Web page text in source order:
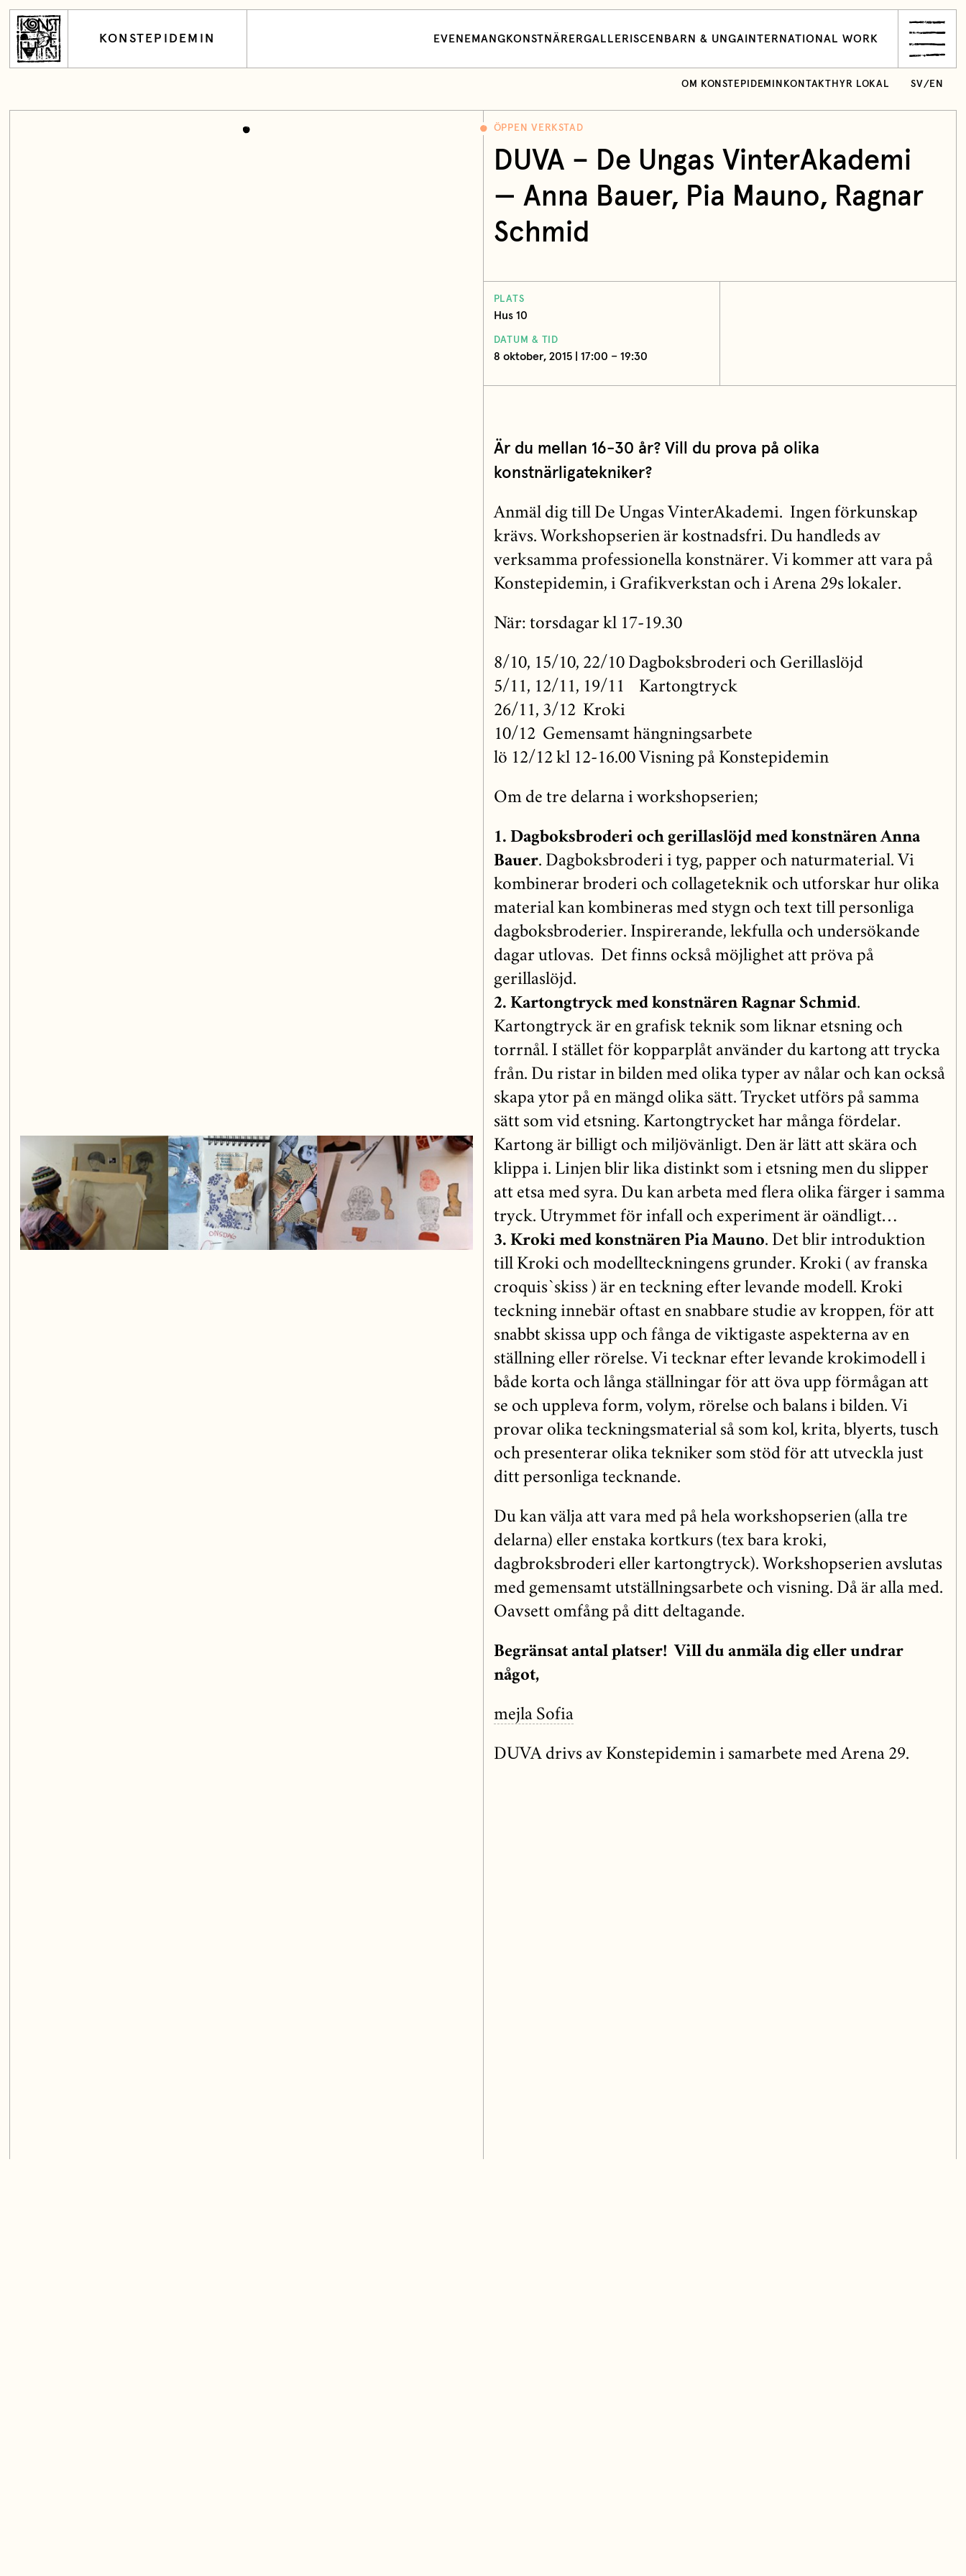
KONSTEPIDEMIN EVENEMANG KONSTNÄRERGALLERI SCEN BARN & UNGA INTERNATIONAL WORK
OM KONSTEPIDEMIN KONTAKT HYR LOKAL SV/ EN
ÖPPEN VERKSTAD
DUVA – De Ungas VinterAkademi
— Anna Bauer, Pia Mauno, Ragnar
Schmid
PLATS
Hus 10
DATUM & TID
8 oktober, 2015 | 17:00 – 19:30
Är du mellan 16-30 år? Vill du prova på olika
konstnärligatekniker?
Anmäl dig till De Ungas VinterAkademi. Ingen förkunskap
krävs. Workshopserien är kostnadsfri. Du handleds av
verksamma professionella konstnärer. Vi kommer att vara på
Konstepidemin, i Grafikverkstan och i Arena 29s lokaler.
När: torsdagar kl 17-19.30
8/10, 15/10, 22/10 Dagboksbroderi och Gerillaslöjd
5/11, 12/11, 19/11 Kartongtryck
26/11, 3/12 Kroki
10/12 Gemensamt hängningsarbete
lö 12/12 kl 12-16.00 Visning på Konstepidemin
Om de tre delarna i workshopserien;
1. Dagboksbroderi och gerillaslöjd med konstnären Anna
Bauer. Dagboksbroderi i tyg, papper och naturmaterial. Vi
kombinerar broderi och collageteknik och utforskar hur olika
material kan kombineras med stygn och text till personliga
dagboksbroderier. Inspirerande, lekfulla och undersökande
dagar utlovas. Det finns också möjlighet att pröva på
gerillaslöjd.
2. Kartongtryck med konstnären Ragnar Schmid.
Kartongtryck är en grafisk teknik som liknar etsning och
torrnål. I stället för kopparplåt använder du kartong att trycka
från. Du ristar in bilden med olika typer av nålar och kan också
skapa ytor på en mängd olika sätt. Trycket utförs på samma
sätt som vid etsning. Kartongtrycket har många fördelar.
Kartong är billigt och miljövänligt. Den är lätt att skära och
klippa i. Linjen blir lika distinkt som i etsning men du slipper
att etsa med syra. Du kan arbeta med flera olika färger i samma
tryck. Utrymmet för infall och experiment är oändligt…
3. Kroki med konstnären Pia Mauno. Det blir introduktion
till Kroki och modellteckningens grunder. Kroki ( av franska
croquis`skiss ) är en teckning efter levande modell. Kroki
teckning innebär oftast en snabbare studie av kroppen, för att
snabbt skissa upp och fånga de viktigaste aspekterna av en
ställning eller rörelse. Vi tecknar efter levande krokimodell i
både korta och långa ställningar för att öva upp förmågan att
se och uppleva form, volym, rörelse och balans i bilden. Vi
provar olika teckningsmaterial så som kol, krita, blyerts, tusch
och presenterar olika tekniker som stöd för att utveckla just
ditt personliga tecknande.
Du kan välja att vara med på hela workshopserien (alla tre
delarna) eller enstaka kortkurs (tex bara kroki,
dagbroksbroderi eller kartongtryck). Workshopserien avslutas
med gemensamt utställningsarbete och visning. Då är alla med.
Oavsett omfång på ditt deltagande.
Begränsat antal platser! Vill du anmäla dig eller undrar
något,
mejla Sofia
DUVA drivs av Konstepidemin i samarbete med Arena 29.